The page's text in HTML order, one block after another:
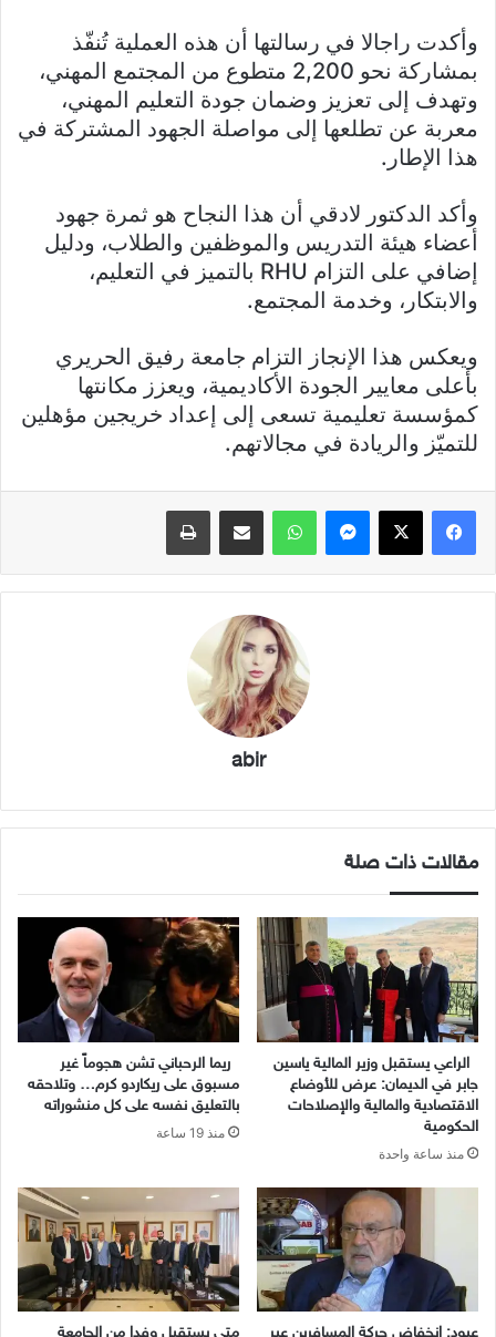
وأكدت راجالا في رسالتها أن هذه العملية تُنفّذ
بمشاركة نحو 2,200 متطوع من المجتمع المهني،
وتهدف إلى تعزيز وضمان جودة التعليم المهني،
معربة عن تطلعها إلى مواصلة الجهود المشتركة في
هذا الإطار.
وأكد الدكتور لادقي أن هذا النجاح هو ثمرة جهود
أعضاء هيئة التدريس والموظفين والطلاب، ودليل
إضافي على التزام RHU بالتميز في التعليم،
والابتكار، وخدمة المجتمع.
ويعكس هذا الإنجاز التزام جامعة رفيق الحريري
بأعلى معايير الجودة الأكاديمية، ويعزز مكانتها
كمؤسسة تعليمية تسعى إلى إعداد خريجين مؤهلين
للتميّز والريادة في مجالاتهم.
فيسبوك X ماسنجر واتساب مشاركة عبر البريد طباعة
abir
مقالات ذات صلة
الراعي يستقبل وزير المالية ياسين
جابر في الديمان: عرض للأوضاع
الاقتصادية والمالية والإصلاحات
الحكومية
منذ ساعة واحدة
ريما الرحباني تشن هجوماً غير
مسبوق على ريكاردو كرم… وتلاحقه
بالتعليق نفسه على كل منشوراته
منذ 19 ساعة